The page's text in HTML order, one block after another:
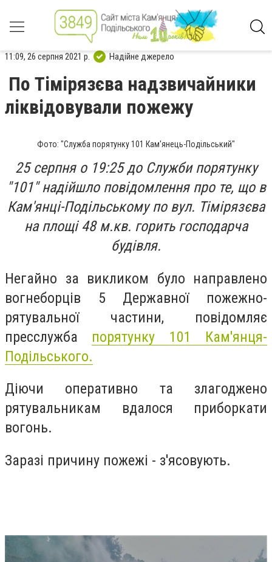
11:09, 26 серпня 2021 р. Надійне джерело
По Тімірязєва надзвичайники
ліквідовували пожежу
Фото: "Служба порятунку 101 Кам'янець-Подільський"
25 серпня о 19:25 до Служби порятунку
"101" надійшло повідомлення про те, що в
Кам'янці-Подільському по вул. Тімірязєва
на площі 48 м.кв. горить господарча
будівля.
Негайно за викликом було направлено
вогнеборців 5 Державної пожежно-
рятувальної частини, повідомляє
пресслужба порятунку 101 Кам'янця-
Подільського.
Діючи оперативно та злагоджено
рятувальникам вдалося приборкати
вогонь.
Заразі причину пожежі - з'ясовують.